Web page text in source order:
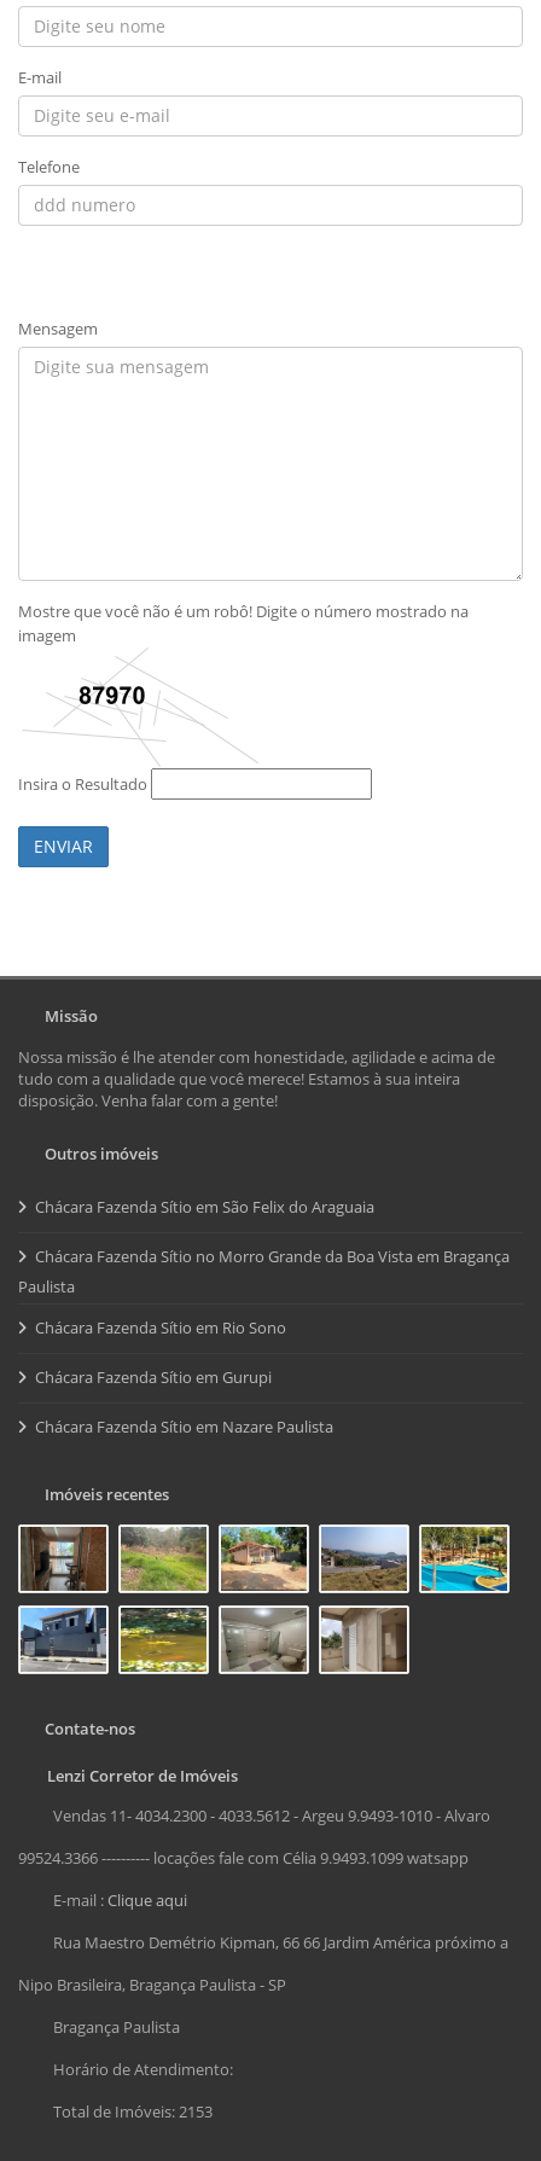
E-mail
Telefone
Mensagem
Mostre que você não é um robô! Digite o número mostrado na
imagem
Insira o Resultado
ENVIAR
Missão
Nossa missão é lhe atender com honestidade, agilidade e acima de
tudo com a qualidade que você merece! Estamos à sua inteira
disposição. Venha falar com a gente!
Outros imóveis
Chácara Fazenda Sítio em São Felix do Araguaia
Chácara Fazenda Sítio no Morro Grande da Boa Vista em Bragança
Paulista
Chácara Fazenda Sítio em Rio Sono
Chácara Fazenda Sítio em Gurupi
Chácara Fazenda Sítio em Nazare Paulista
Imóveis recentes
Contate-nos
Lenzi Corretor de Imóveis
Vendas 11- 4034.2300 - 4033.5612 - Argeu 9.9493-1010 - Alvaro
99524.3366 ---------- locações fale com Célia 9.9493.1099 watsapp
E-mail :Clique aqui
Rua Maestro Demétrio Kipman, 66 66 Jardim América próximo a
Nipo Brasileira, Bragança Paulista - SP
Bragança Paulista
Horário de Atendimento:
Total de Imóveis: 2153